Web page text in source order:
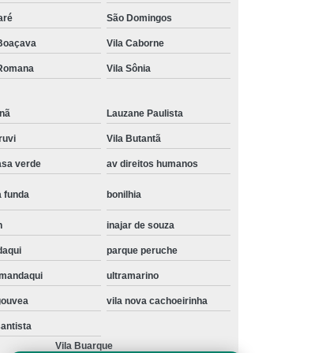
de Maquina de Lavar Samsung
Maquina de Lavar Roupa
Maquina Lavar e Seca
de Lavar Roupa Instalação
Instalação de Lava e Seca
Maquina Lava e Seca Samsung
Lava e Seca Instalação
Instalação Lava e Seca
Manutenção de Fogão Cooktop
Manutenção em Fogão
São Domingos
Vila Caborne
Vila Sônia
Lauzane Paulista
Vila Butantã
verde av direitos humanos
funda bonilhia
inajar de souza
parque peruche
ultramarino
vila nova cachoeirinha
Vila Buarque